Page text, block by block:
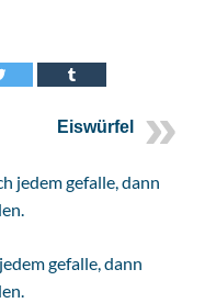
Eiswürfel
gefalle, dann